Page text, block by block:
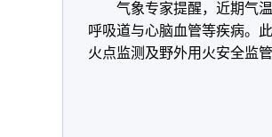
气象专家提醒，近期气
呼吸道与心脑血管等疾病。
火点监测及野外用火安全监